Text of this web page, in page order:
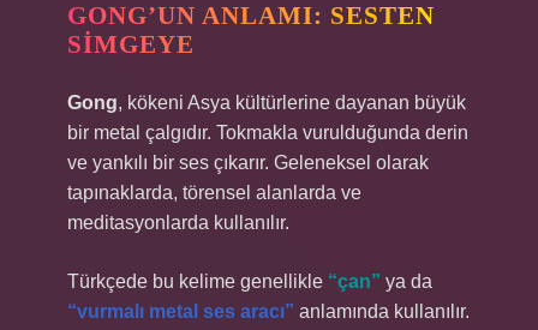
GONG’UN ANLAMI: SESTEN
SIMGEYE
Gong, kökeni Asya kültürlerine dayanan büyük
bir metal çalgıdır. Tokmakla vurulduğunda derin
ve yankılı bir ses çıkarır. Geleneksel olarak
tapınaklarda, törensel alanlarda ve
meditasyonlarda kullanılır.
Türkçede bu kelime genellikle “çan” ya da
“vurmalı metal ses aracı” anlamında kullanılır.